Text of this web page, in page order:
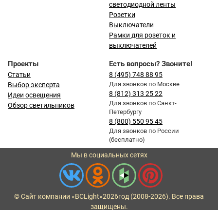
светодиодной ленты
Розетки
Выключатели
Рамки для розеток и
выключателей
Проекты
Статьи
Выбор эксперта
Идеи освещения
Обзор светильников
Есть вопросы? Звоните!
8 (495) 748 88 95
Для звонков по Москве
8 (812) 313 25 22
Для звонков по Санкт-
Петербургу
8 (800) 550 95 45
Для звонков по России
(бесплатно)
Мы в социальных сетях
© Сайт компании «BCLight»2026год (2008-2026). Все права
защищены.